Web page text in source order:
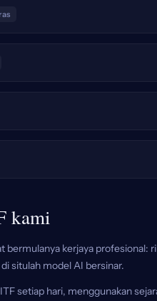
kami
bermulanya kerjaya
situlah model AI bersinar.
setiap hari, menggunakan